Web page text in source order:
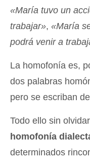
«María tuvo un
trabajar», «María
podrá venir a
La homofonía es,
dos palabras
pero se escriban
Todo ello sin
homofonía
determinados